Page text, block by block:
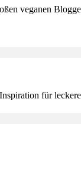
veganen
für